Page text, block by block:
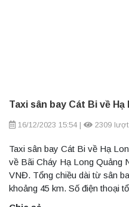
Taxi sân bay Cát Bi về Hạ
16/12/2023 15:54| 2309
Taxi sân bay Cát Bi về Hạ
về Bãi Cháy Hạ Long Quảng
VNĐ. Tổng chiều dài từ sân
khoảng 45 km. Số điện thoại